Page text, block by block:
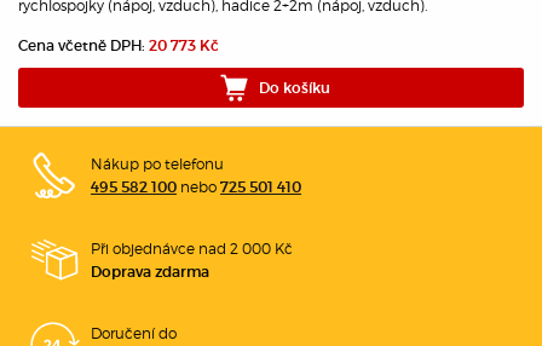
rychlospojky (nápoj, vzduch), hadice 2+2m (nápoj, vzduch).
Cena včetně DPH: 20 773 Kč
Do košíku
Nákup po telefonu
495 582 100 nebo 725 501 410
Při objednávce nad 2 000 Kč
Doprava zdarma
Doručení do